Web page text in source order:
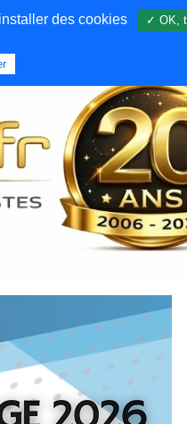
Qui sommes nous
des cookies ✓ OK,